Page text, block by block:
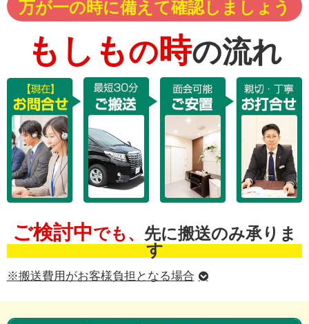
万が一の時に備えて確認しましょう
もしもの時の流れ
ご検討中でも、 先に搬送のみ承りま
す
※搬送費用がお客様負担となる場合